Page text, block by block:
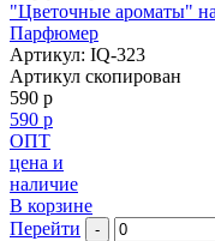
"Цветочные ароматы"
Парфюмер
Артикул: IQ-323
Артикул скопирован
590 р
590 р
ОПТ
цена и
наличие
В корзине
Перейти
-